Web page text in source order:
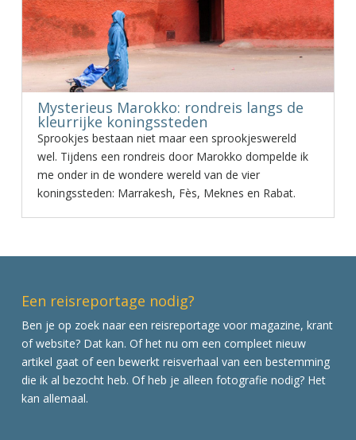
Mysterieus Marokko: rondreis langs de
kleurrijke koningssteden
Sprookjes bestaan niet maar een sprookjeswereld
wel. Tijdens een rondreis door Marokko dompelde ik
me onder in de wondere wereld van de vier
koningssteden: Marrakesh, Fès, Meknes en Rabat.
Een reisreportage nodig?
Ben je op zoek naar een reisreportage voor magazine, krant
of website? Dat kan. Of het nu om een compleet nieuw
artikel gaat of een bewerkt reisverhaal van een bestemming
die ik al bezocht heb. Of heb je alleen fotografie nodig? Het
kan allemaal.